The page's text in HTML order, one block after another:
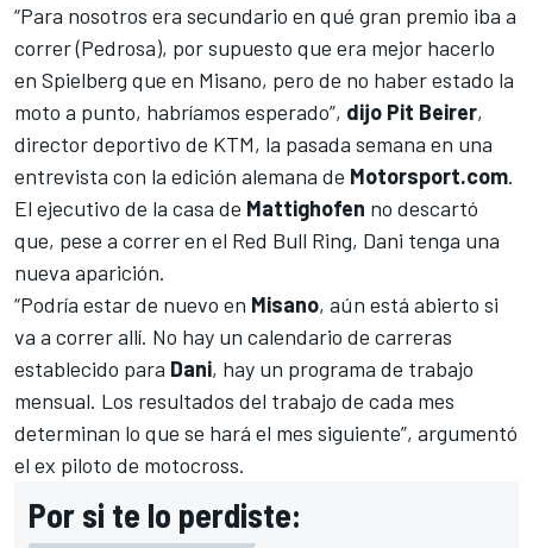
“Para nosotros era secundario en qué gran premio iba a
correr (Pedrosa), por supuesto que era mejor hacerlo
en Spielberg que en Misano, pero de no haber estado la
moto a punto, habríamos esperado”, dijo Pit Beirer,
director deportivo de KTM, la pasada semana en una
entrevista con la edición alemana de Motorsport.com.
El ejecutivo de la casa de Mattighofen no descartó
que, pese a correr en el Red Bull Ring, Dani tenga una
nueva aparición.
“Podría estar de nuevo en Misano, aún está abierto si
va a correr allí. No hay un calendario de carreras
establecido para Dani, hay un programa de trabajo
mensual. Los resultados del trabajo de cada mes
determinan lo que se hará el mes siguiente”, argumentó
el ex piloto de motocross.
Por si te lo perdiste: